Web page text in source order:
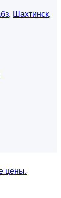
, Шахтинск,
цены.